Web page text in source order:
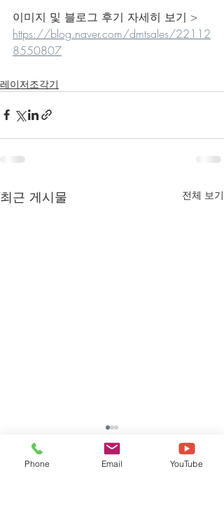
이미지 및 블로그 후기 자세히 보기 >
https://blog.naver.com/dmtsales/22112
8550807
레이저조각기
최근 게시물 전체 보기
Phone Email YouTube